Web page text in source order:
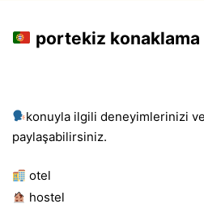
portekiz
konuyla ilgili deneyimlerinizi
paylaşabilirsiniz.
otel
hostel